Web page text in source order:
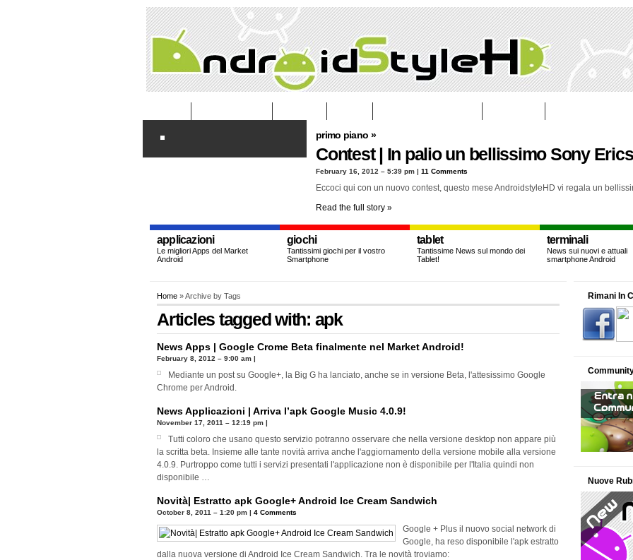
primo piano »
Contest | In palio un bellissimo Sony
February 16, 2012 – 5:39 pm | 11 Comments
Eccoci qui con un nuovo contest, questo mese AndroidstyleHD vi regala un
Read the full story »
applicazioni
Le migliori Apps del Market
Android
giochi
Tantissimi giochi per il vostro
Smartphone
tablet
Tantissime News sul mondo dei
Tablet!
terminali
News sui nuovi e attuali
smartphone Android
Home » Archive by Tags
Articles tagged with: apk
News Apps | Google Crome Beta finalmente nel Market Android!
February 8, 2012 – 9:00 am |
Mediante un post su Google+, la Big G ha lanciato, anche se in versione Beta, l'attesissimo Google
Chrome per Android.
News Applicazioni | Arriva l’apk Google Music 4.0.9!
November 17, 2011 – 12:19 pm |
Tutti coloro che usano questo servizio potranno osservare che nella versione desktop non appare più
la scritta beta. Insieme alle tante novità arriva anche l'aggiornamento della versione mobile alla versione
4.0.9. Purtroppo come tutti i servizi presentati l'applicazione non è disponibile per l'Italia quindi non
disponibile …
Novità| Estratto apk Google+ Android Ice Cream Sandwich
October 8, 2011 – 1:20 pm | 4 Comments
Google + Plus il nuovo social network di
Google, ha reso disponibile l'apk estratto
dalla nuova versione di Android Ice Cream Sandwich. Tra le novità troviamo:
Rimani In
Nuove